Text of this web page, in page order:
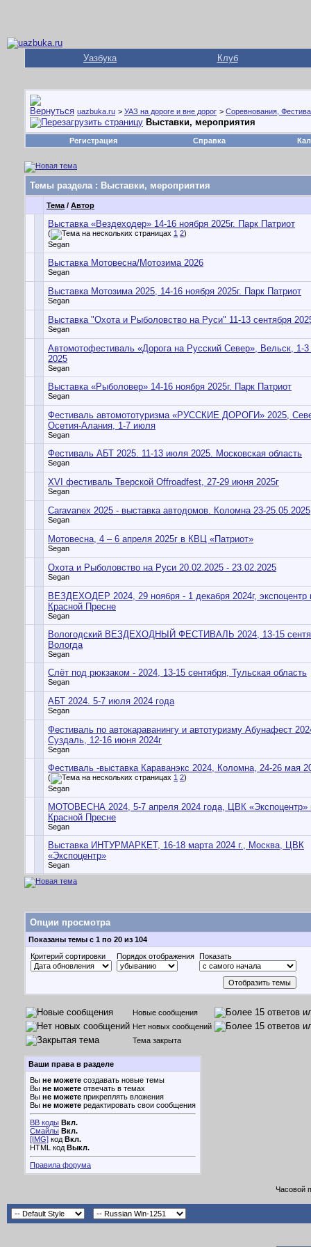
Уазбука Клуб
uazbuka.ru > УАЗ на дороге и вне дорог > Соревнования,
Выставки, мероприятия
Регистрация Справка
Темы раздела: Выставки, мероприятия
Тема / Автор
Выставка «Вездеходер» 14-16 ноября 2025г. Парк Патриот
( 1 2)
Segan
Выставка Мотовесна/Мотозима 2026
Segan
Выставка Мотозима 2025, 14-16 ноября 2025г. Парк Патриот
Segan
Выставка "Охота и Рыболовство на Руси" 11-13 сентября
Segan
Автомотофестиваль «Дорога на Русский Север», Вельск, 1-3
2025
Segan
Выставка «Рыболовер» 14-16 ноября 2025г. Парк Патриот
Segan
Фестиваль автомототуризма «РУССКИЕ ДОРОГИ» 2025,
Осетия-Алания, 1-7 июля
Segan
Фестиваль АБТ 2025. 11-13 июля 2025. Московская область
Segan
XVI фестиваль Тверской Offroadfest, 27-29 июня 2025г
Segan
Caravanex 2025 - выставка автодомов. Коломна 23-25.05.2025
Segan
Мотовесна, 4 – 6 апреля 2025г в КВЦ «Патриот»
Segan
Охота и Рыболовство на Руси 20.02.2025 - 23.02.2025
Segan
ВЕЗДЕХОДЕР 2024, 29 ноября - 1 декабря 2024г, экспоцентр
Красной Пресне
Segan
Вологодский ВЕЗДЕХОДНЫЙ ФЕСТИВАЛЬ 2024, 13-15
Вологда
Segan
Слёт под рюкзаком - 2024, 13-15 сентября, Тульская область
Segan
АБТ 2024. 5-7 июля 2024 года
Segan
Фестиваль по автокараванингу и автотуризму Абунафест
Суздаль, 12-16 июня 2024г
Segan
Фестиваль -выставка Караванэкс 2024, Коломна, 24-26 мая
( 1 2)
Segan
МОТОВЕСНА 2024, 5-7 апреля 2024 года, ЦВК «Экспоцентр»
Красной Пресне
Segan
Выставка ИНТУРМАРКЕТ, 16-18 марта 2024 г., Москва, ЦВК
«Экспоцентр»
Segan
Опции просмотра
Показаны темы с 1 по 20 из 104
Критерий сортировки
Порядок отображения Показать
Новые сообщения
Нет новых сообщений
Тема закрыта
Ваши права в разделе
Вы не можете создавать новые темы
Вы не можете отвечать в темах
Вы не можете прикреплять вложения
Вы не можете редактировать свои сообщения
BB коды Вкл.
Смайлы Вкл.
[IMG] код Вкл.
HTML код Выкл.
Правила форума
Часовой